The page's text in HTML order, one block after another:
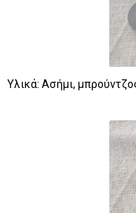
Υλικά: Ασήμι,